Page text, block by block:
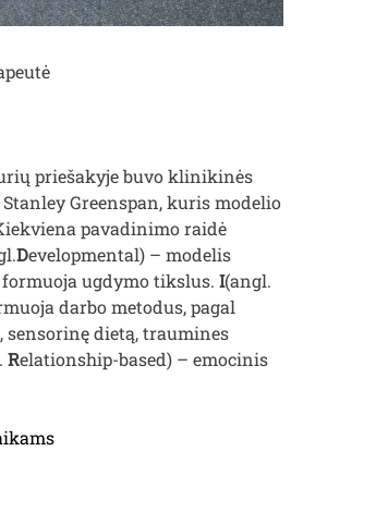
priešakyje buvo klinikinės
Greenspan, kuris modelio
pavadinimo raidė
Developmental) – modelis
ugdymo tikslus. I(angl.
darbo metodus, pagal
dietą, traumines
Relationship-based) – emocinis